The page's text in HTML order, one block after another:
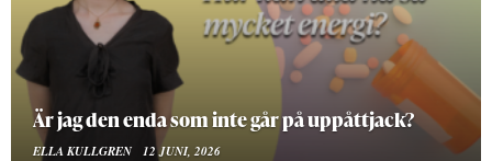
Är jag den enda som inte går på uppåttjack?
ELLA KULLGREN 12 JUNI, 2026